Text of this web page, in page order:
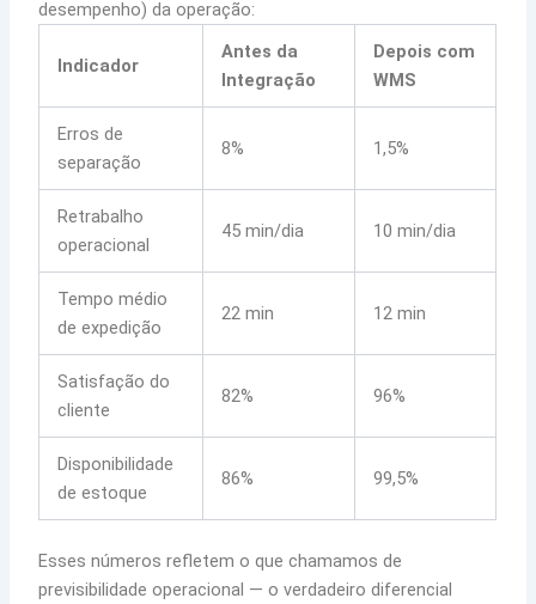
desempenho) da operação:
Indicador
Antes da
Integração
Depois com
WMS
Erros de
separação
8% 1,5%
Retrabalho
operacional
45 min/dia 10 min/dia
Tempo médio
de expedição
22 min 12 min
Satisfação do
cliente
82% 96%
Disponibilidade
de estoque
86% 99,5%
Esses números refletem o que chamamos de
previsibilidade operacional — o verdadeiro diferencial